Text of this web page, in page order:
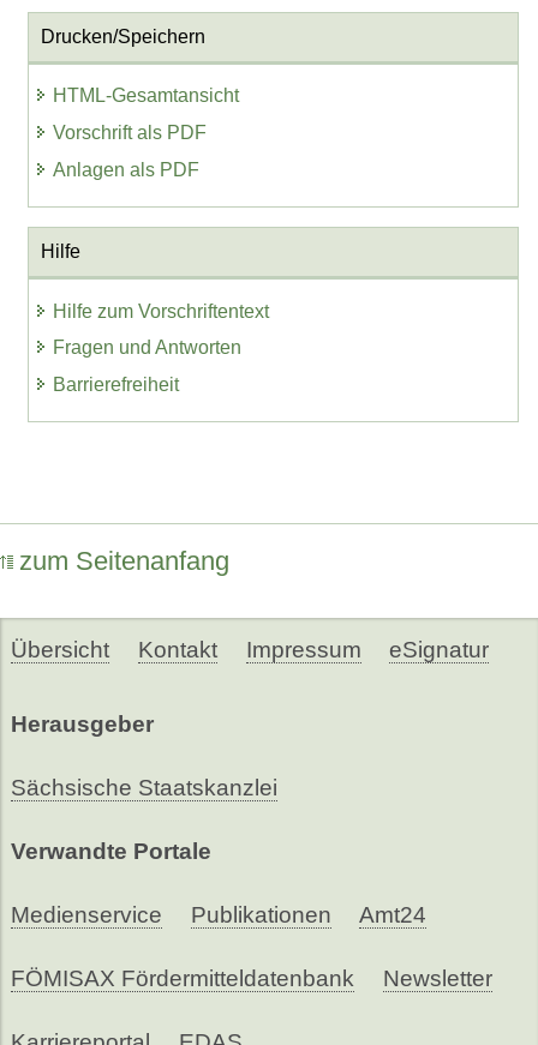
Drucken/Speichern
HTML-Gesamtansicht
Vorschrift als PDF
Anlagen als PDF
Hilfe
Hilfe zum Vorschriftentext
Fragen und Antworten
Barrierefreiheit
zum Seitenanfang
Übersicht Kontakt Impressum eSignatur
Herausgeber
Sächsische Staatskanzlei
Verwandte Portale
Medienservice Publikationen Amt24
FÖMISAX Fördermitteldatenbank Newsletter